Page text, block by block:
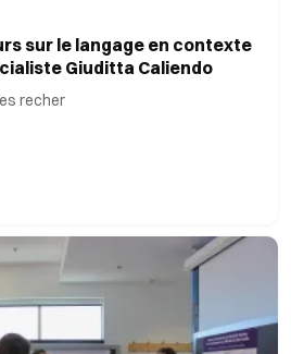
sur le langage en contexte
Giuditta Caliendo
recher